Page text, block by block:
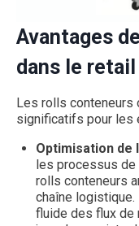
Avantages
dans le retail
Les rolls conteneurs
significatifs pour les
Optimisation de
les processus
rolls conteneurs
chaîne
fluide des flux de